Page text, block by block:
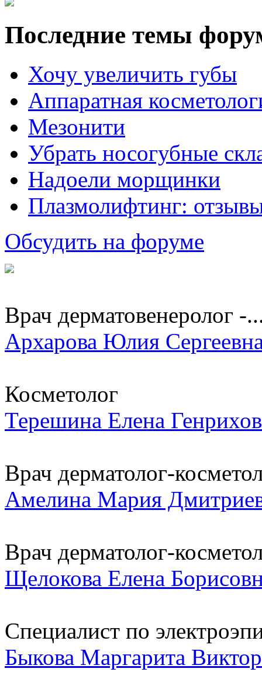
Последние темы
Хочу увеличить губы
Аппаратная
Мезонити
Убрать носогубные
Надоели морщинки
Плазмолифтинг:
Обсудить на форуме
Врач дерматовенеролог -
Архарова Юлия
Косметолог
Терешина Елена
Врач дерматолог-
Амелина Мария
Врач дерматолог-
Щелокова Елена
Специалист по
Быкова Маргарита